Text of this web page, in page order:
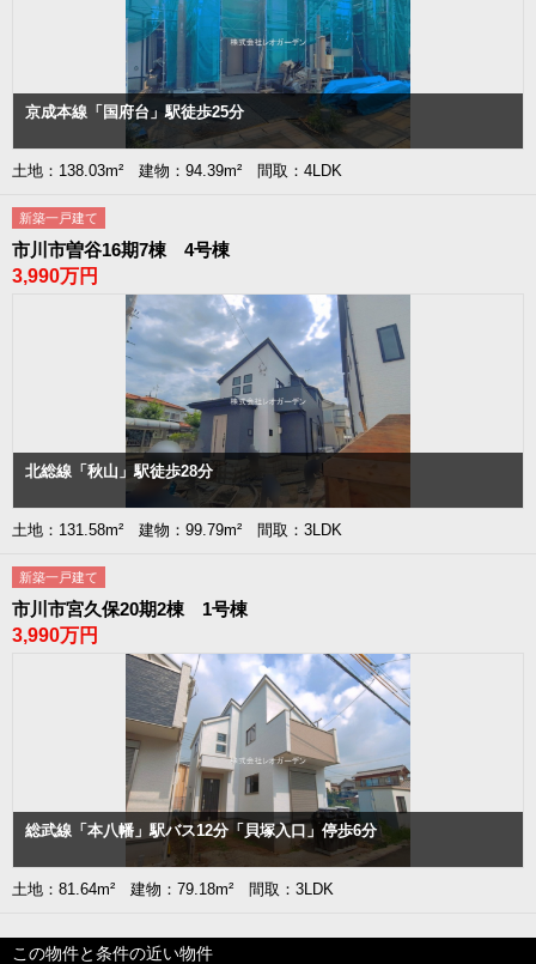
京成本線「国府台」駅徒歩25分
土地：138.03m² 建物：94.39m² 間取：4LDK
新築一戸建て
市川市曽谷16期7棟 4号棟
3,990万円
北総線「秋山」駅徒歩28分
土地：131.58m² 建物：99.79m² 間取：3LDK
新築一戸建て
市川市宮久保20期2棟 1号棟
3,990万円
総武線「本八幡」駅バス12分「貝塚入口」停歩6分
土地：81.64m² 建物：79.18m² 間取：3LDK
この物件と条件の近い物件